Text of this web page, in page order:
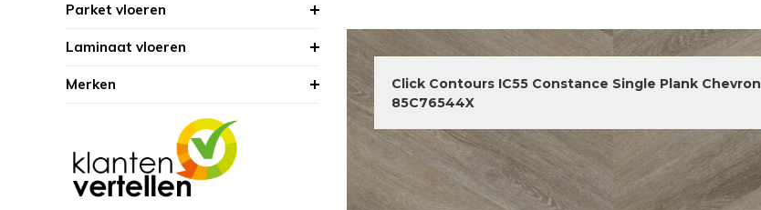
Parket vloeren
Laminaat vloeren
Merken
Click Contours IC55 Constance Single Plank Chevron
85C76544X